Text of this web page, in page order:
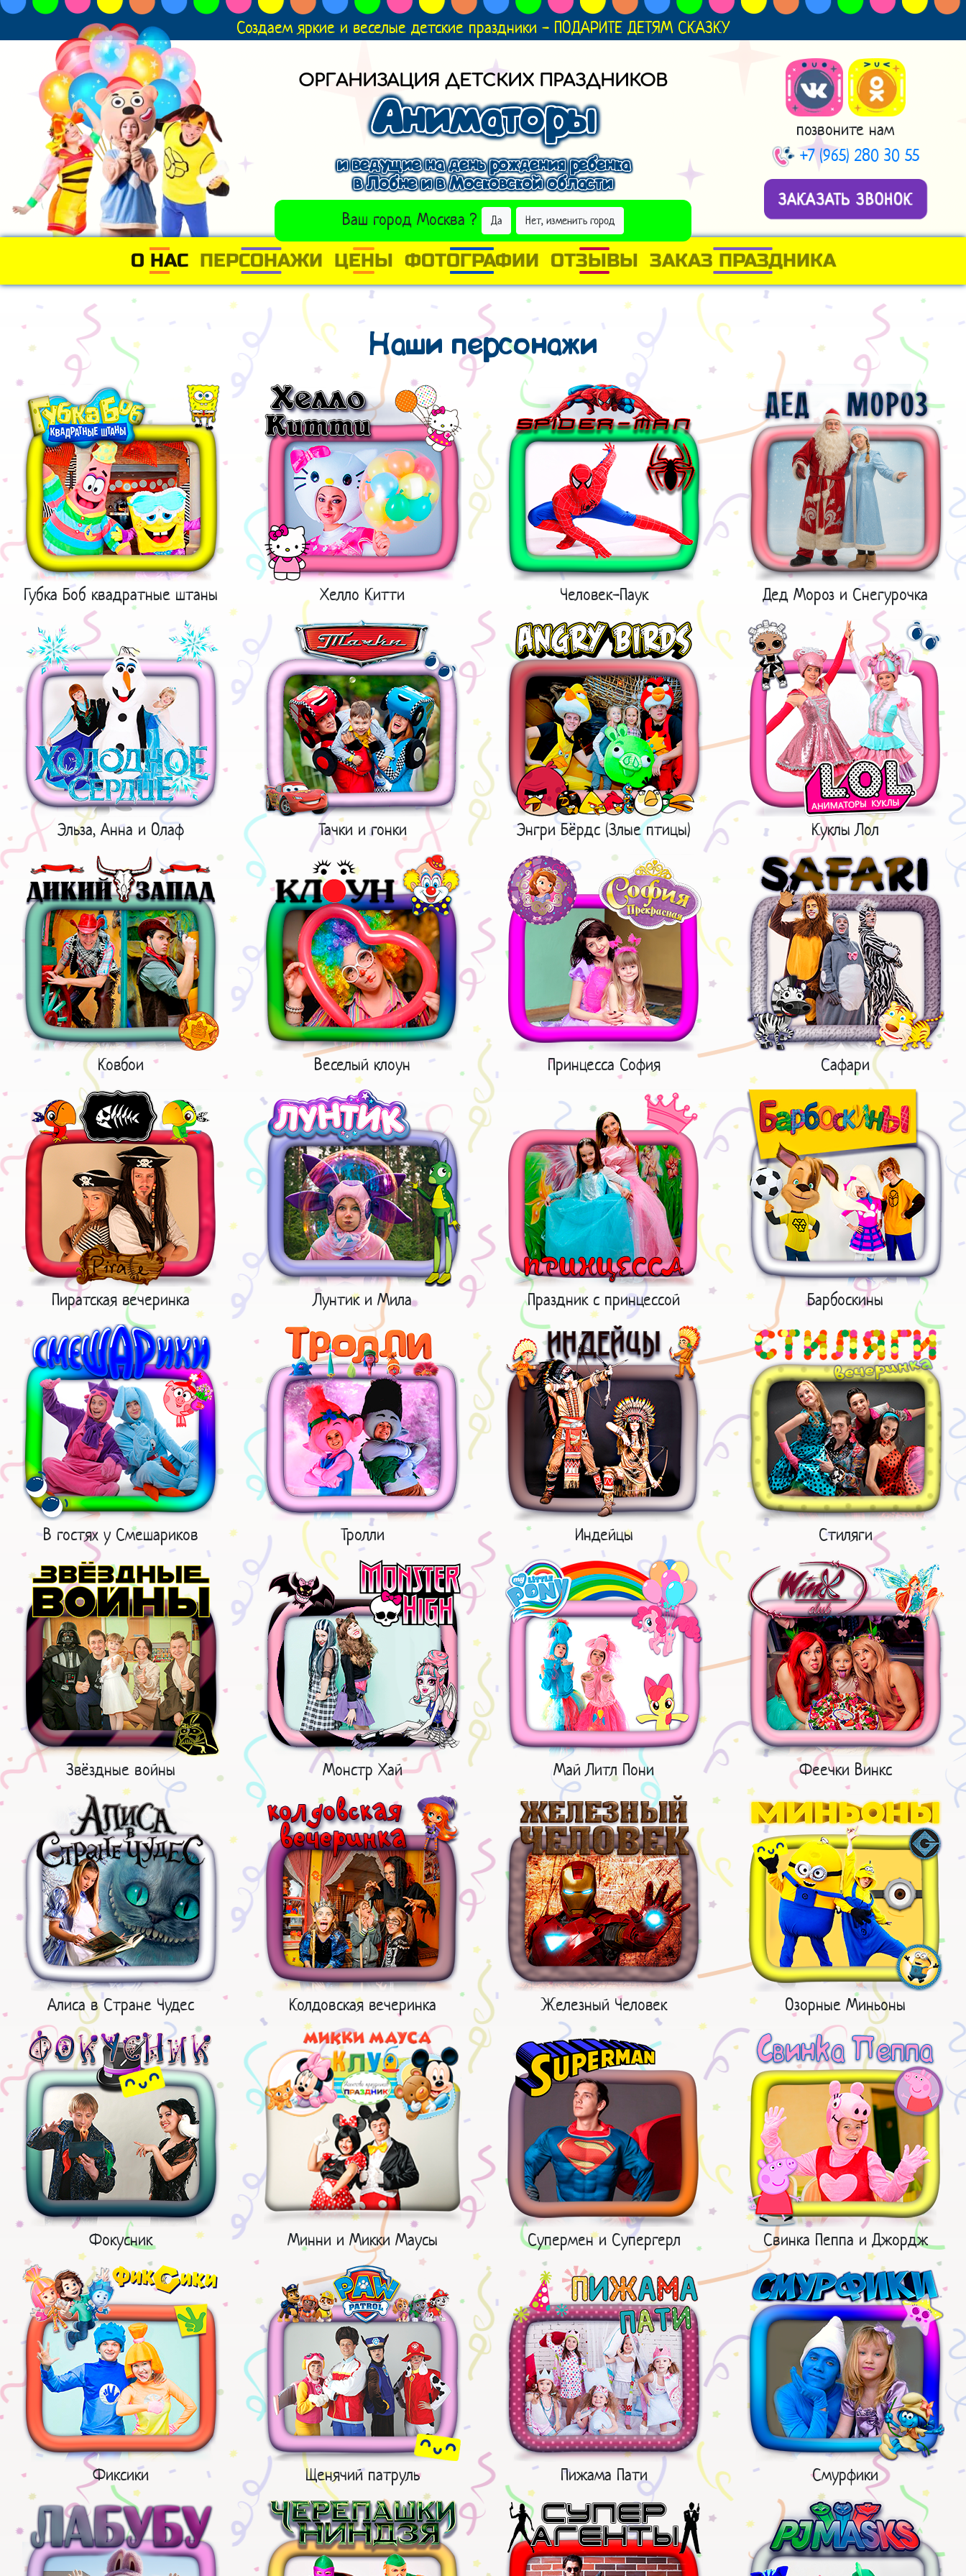
Создаем яркие и веселые детские праздники - ПОДАРИТЕ ДЕТЯМ СКАЗКУ
ОРГАНИЗАЦИЯ ДЕТСКИХ ПРАЗДНИКОВ
Аниматоры
и ведущие на день рождения ребенка
в Лобне и в Московской области
Ваш город Москва ? Да Нет, изменить город
ВЫБРАТЬ ДРУГОЙ ГОРОД
позвоните нам
+7 (965) 280 30 55
ЗАКАЗАТЬ ЗВОНОК
О НАС(CURRENT)
ПЕРСОНАЖИ ЦЕНЫ ФОТОГРАФИИ ОТЗЫВЫ ЗАКАЗ ПРАЗДНИКА
Наши персонажи
Губка Боб квадратные штаны Хелло Китти Человек-Паук Дед Мороз и Снегурочка
Эльза, Анна и Олаф Тачки и гонки Энгри Бёрдс (Злые птицы) Куклы Лол
Ковбои Веселый клоун Принцесса София Сафари
Пиратская вечеринка Лунтик и Мила Праздник с принцессой Барбоскины
В гостях у Смешариков Тролли Индейцы Стиляги
Звёздные войны Монстр Хай Май Литл Пони Феечки Винкс
Алиса в Стране Чудес Колдовская вечеринка Железный Человек Озорные Миньоны
Фокусник Минни и Микки Маусы Супермен и Супергерл Свинка Пеппа и Джордж
Фиксики Щенячий патруль Пижама Пати Смурфики